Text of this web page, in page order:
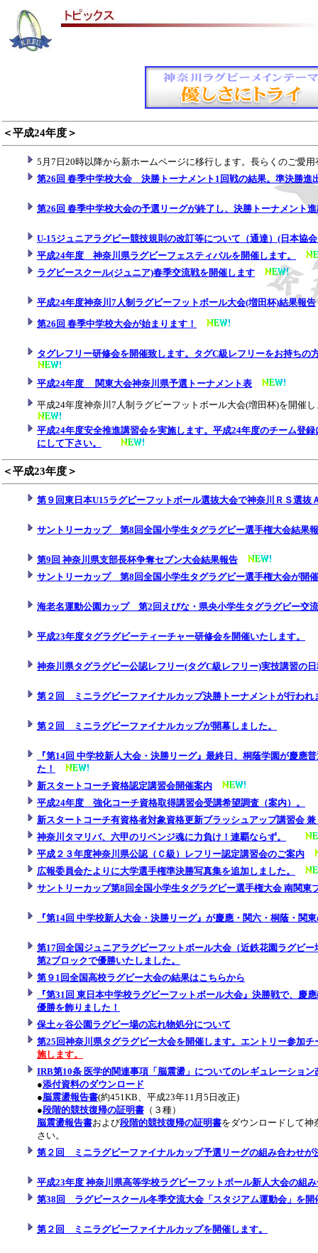
＜平成24年度＞
5月7日20時以降から新ホームページに移行します。長らくのご愛
第26回 春季中学校大会 決勝トーナメント1回戦の結果。準決勝進
第26回 春季中学校大会の予選リーグが終了し、決勝トーナメント
U-15ジュニアラグビー競技規則の改訂等について（通達）(日本協
平成24年度 神奈川県ラグビーフェスティバルを開催します。
ラグビースクール(ジュニア)春季交流戦を開催します
平成24年度神奈川7人制ラグビーフットボール大会(増田杯)結果報告
第26回 春季中学校大会が始まります！
タグレフリー研修会を開催致します。タグC級レフリーをお持ちの
平成24年度 関東大会神奈川県予選トーナメント表
平成24年度神奈川7人制ラグビーフットボール大会(増田杯)を開催
平成24年度安全推進講習会を実施します。平成24年度のチーム登
にして下さい。
＜平成23年度＞
第９回東日本U15ラグビーフットボール選抜大会で神奈川ＲＳ選抜
サントリーカップ 第8回全国小学生タグラグビー選手権大会結果
第9回 神奈川県支部長杯争奪セブン大会結果報告
サントリーカップ 第8回全国小学生タグラグビー選手権大会が開
海老名運動公園カップ 第2回えびな・県央小学生タグラグビー交
平成23年度タグラグビーティーチャー研修会を開催いたします。
神奈川県タグラグビー公認レフリー(タグC級レフリー)実技講習の
第２回 ミニラグビーファイナルカップ決勝トーナメントが行われ
第２回 ミニラグビーファイナルカップが開幕しました。
『第14回 中学校新人大会・決勝リーグ』最終日、桐蔭学園が慶應
た！
新スタートコーチ資格認定講習会開催案内
平成24年度 強化コーチ資格取得講習会受講希望調査（案内）。
新スタートコーチ有資格者対象資格更新ブラッシュアップ講習会
神奈川タマリバ、六甲のリベンジ魂に力負け！連覇ならず。
平成２３年度神奈川県公認（Ｃ級）レフリー認定講習会のご案内
広報委員会たよりに大学選手権準決勝写真集を追加しました。
サントリーカップ第8回全国小学生タグラグビー選手権大会 南関東
『第14回 中学校新人大会・決勝リーグ』が慶應・関六・桐蔭・関
第17回全国ジュニアラグビーフットボール大会（近鉄花園ラグビ
第2ブロックで優勝いたしました。
第９1回全国高校ラグビー大会の結果はこちらから
『第31回 東日本中学校ラグビーフットボール大会』決勝戦で、慶
優勝を飾りました！
保土ヶ谷公園ラグビー場の忘れ物処分について
第25回神奈川県タグラグビー大会を開催します。エントリー参加
施します。
IRB第10条 医学的関連事項「脳震盪」についてのレギュレーショ
●添付資料のダウンロード
●脳震盪報告書(約451KB、平成23年11月5日改正)
●段階的競技復帰の証明書 （３種）
脳震盪報告書および段階的競技復帰の証明書をダウンロードして神
さい。
第２回 ミニラグビーファイナルカップ予選リーグの組み合わせが
平成23年度 神奈川県高等学校ラグビーフットボール新人大会の組
第38回 ラグビースクール冬季交流大会「スタジアム運動会」を開
第２回 ミニラグビーファイナルカップを開催します。